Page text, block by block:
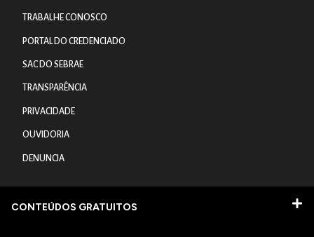
TRABALHE CONOSCO
PORTAL DO CREDENCIADO
SAC DO SEBRAE
TRANSPARÊNCIA
PRIVACIDADE
OUVIDORIA
DENUNCIA
CONTEÚDOS GRATUITOS